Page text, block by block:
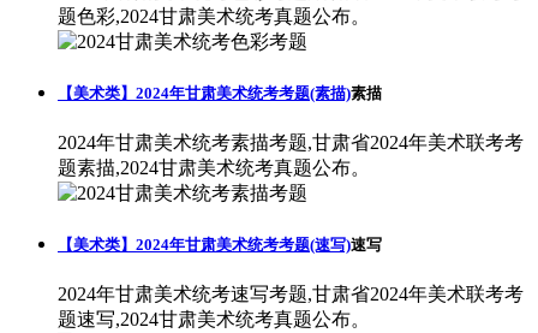
题色彩,2024甘肃美术统考真题公布。
【美术类】2024年甘肃美术统考考题(素描)素描
2024年甘肃美术统考素描考题,甘肃省2024年美术联考考
题素描,2024甘肃美术统考真题公布。
【美术类】2024年甘肃美术统考考题(速写)速写
2024年甘肃美术统考速写考题,甘肃省2024年美术联考考
题速写,2024甘肃美术统考真题公布。